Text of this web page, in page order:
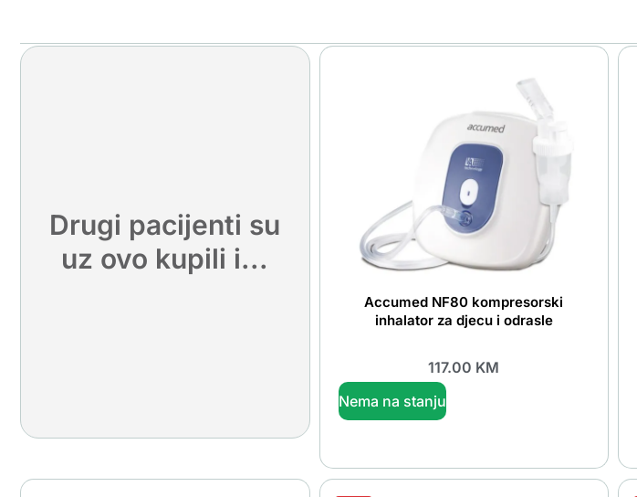
Drugi pacijenti su
uz ovo kupili i...
Accumed NF80 kompresorski
inhalator za djecu i odrasle
117.00 KM
Nema na stanju